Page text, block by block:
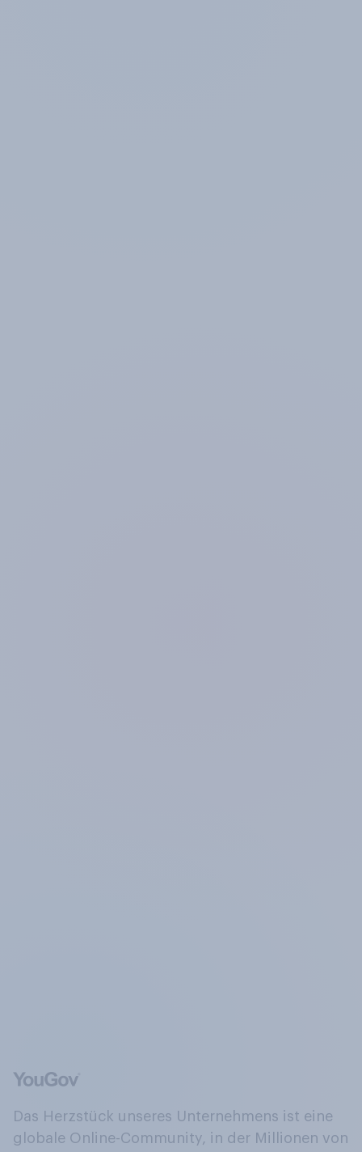
Das Herzstück unseres Unternehmens ist eine
globale Online-Community, in der Millionen von